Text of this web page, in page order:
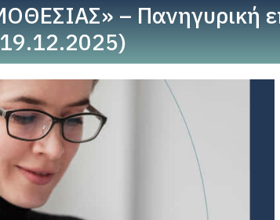
– Πανηγυρική